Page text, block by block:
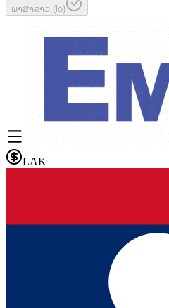
ພາສາລາວ (lo)
LAK